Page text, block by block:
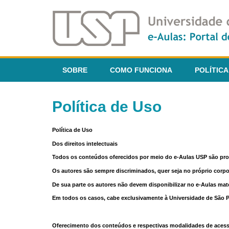
SOBRE COMO FUNCIONA
Política de Uso
Política de Uso
Dos direitos intelectuais
Todos os conteúdos oferecidos por meio do e-Aulas USP são
Os autores são sempre discriminados, quer seja no próprio
De sua parte os autores não devem disponibilizar no e-Aulas
Em todos os casos, cabe exclusivamente à Universidade de
Oferecimento dos conteúdos e respectivas modalidades de